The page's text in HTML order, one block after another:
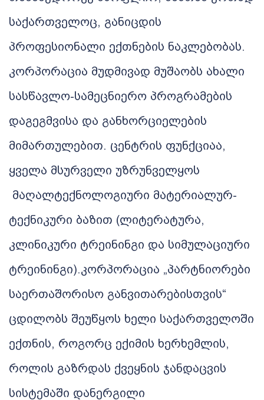
საქართველოც, განიცდის
პროფესიონალი ექთნების ნაკლებობას.
კორპორაცია მუდმივად მუშაობს ახალი
სასწავლო-სამეცნიერო პროგრამების
დაგეგმვისა და განხორციელების
მიმართულებით. ცენტრის ფუნქციაა,
ყველა მსურველი უზრუნველყოს
მაღალტექნოლოგიური მატერიალურ-
ტექნიკური ბაზით (ლიტერატურა,
კლინიკური ტრეინინგი და სიმულაციური
ტრეინინგი).კორპორაცია „პარტნიორები
საერთაშორისო განვითარებისთვის“
ცდილობს შეუწყოს ხელი საქართველოში
ექთნის, როგორც ექიმის ხერხემლის,
როლის გაზრდას ქვეყნის ჯანდაცვის
სისტემაში დანერგილი